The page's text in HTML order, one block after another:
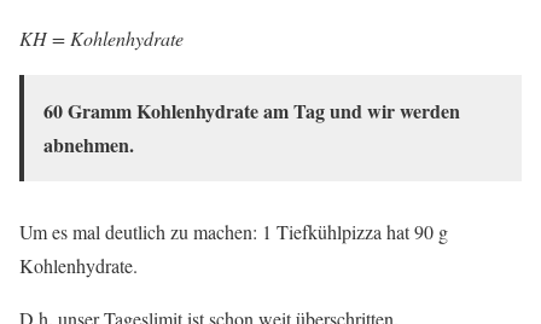
KH = Kohlenhydrate
60 Gramm Kohlenhydrate am Tag und wir werden
abnehmen.
Um es mal deutlich zu machen: 1 Tiefkühlpizza hat 90 g
Kohlenhydrate.
D.h. unser Tageslimit ist schon weit überschritten.